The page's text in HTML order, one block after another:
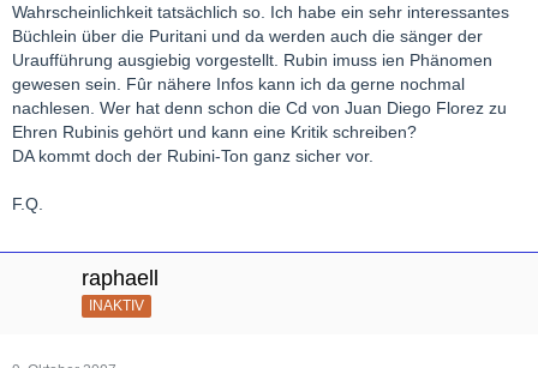
Wahrscheinlichkeit tatsächlich so. Ich habe ein sehr interessantes
Büchlein über die Puritani und da werden auch die sänger der
Uraufführung ausgiebig vorgestellt. Rubin imuss ien Phänomen
gewesen sein. Fûr nähere Infos kann ich da gerne nochmal
nachlesen. Wer hat denn schon die Cd von Juan Diego Florez zu
Ehren Rubinis gehört und kann eine Kritik schreiben?
DA kommt doch der Rubini-Ton ganz sicher vor.
F.Q.
raphaell
INAKTIV